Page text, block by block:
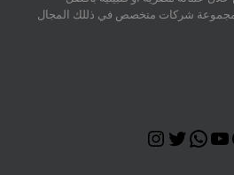
مجموعة شركات متخصص في ذللك المجال
Facebook
YouTube
WhatsApp
Twitter